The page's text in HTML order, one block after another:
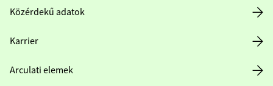
Közérdekű adatok
Karrier
Arculati elemek